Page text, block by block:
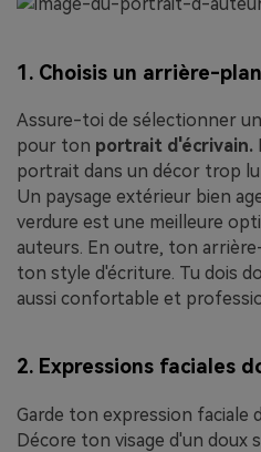
1. Choisis un arrière-
Assure-toi de sélectionner
pour ton portrait d'écrivain.
portrait dans un décor trop
Un paysage extérieur bien
verdure est une meilleure
auteurs. En outre, ton
ton style d'écriture. Tu dois
aussi confortable et
2. Expressions faciales
Garde ton expression faciale
Décore ton visage d'un doux